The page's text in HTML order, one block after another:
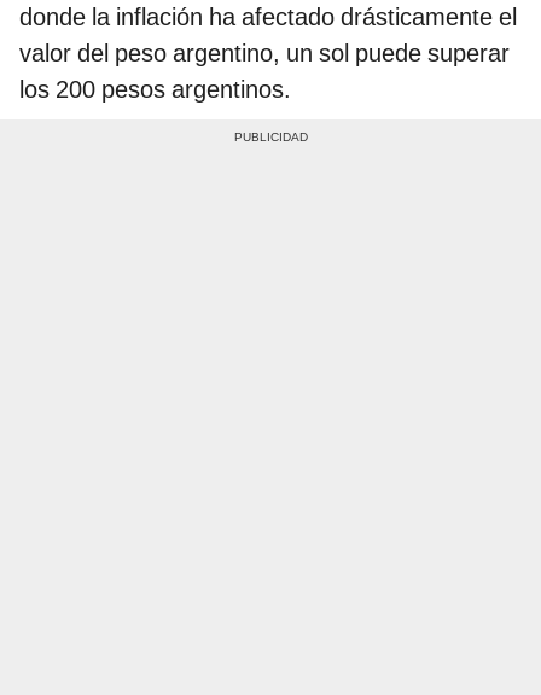
donde la inflación ha afectado drásticamente el
valor del peso argentino, un sol puede superar
los 200 pesos argentinos.